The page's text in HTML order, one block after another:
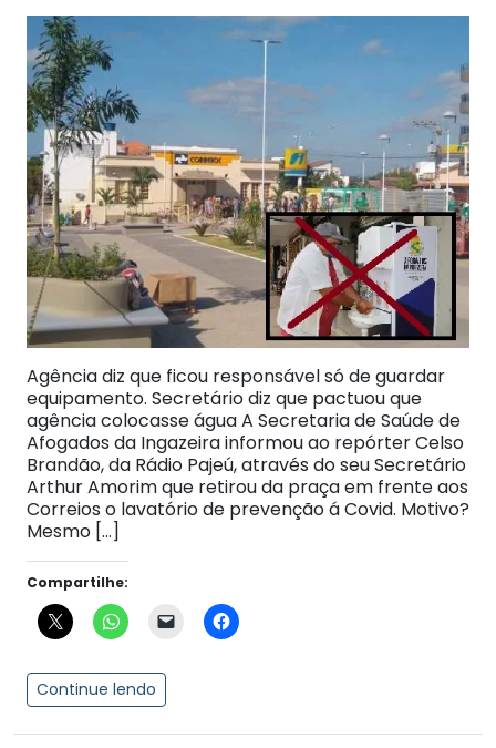
Agência diz que ficou responsável só de guardar
equipamento. Secretário diz que pactuou que
agência colocasse água A Secretaria de Saúde de
Afogados da Ingazeira informou ao repórter Celso
Brandão, da Rádio Pajeú, através do seu Secretário
Arthur Amorim que retirou da praça em frente aos
Correios o lavatório de prevenção á Covid. Motivo?
Mesmo […]
Compartilhe:
Continue lendo